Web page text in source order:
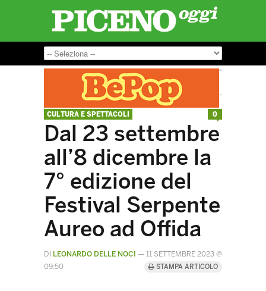
CULTURA E SPETTACOLI
Dal 23 settembre
all’8 dicembre la
7° edizione del
Festival Serpente
Aureo ad Offida
DI LEONARDO DELLE NOCI — 11 SETTEMBRE 2023 @
09:50
STAMPA ARTICOLO
0